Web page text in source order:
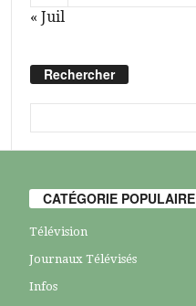
« Juil
Rechercher
CATÉGORIE POPULAIRE
Télévision
Journaux Télévisés
Infos